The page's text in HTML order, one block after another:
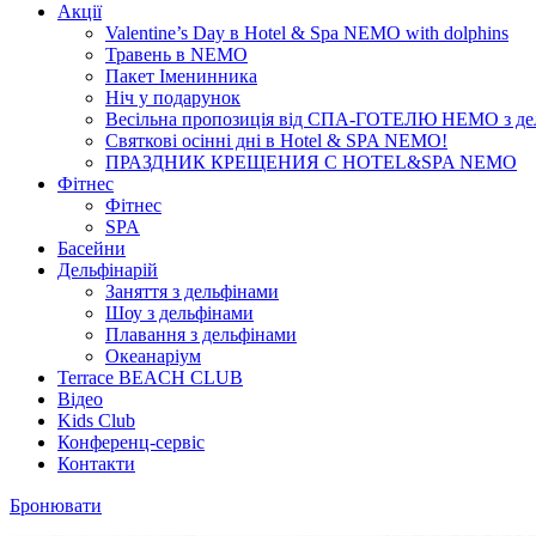
Акції
Valentine’s Day в Hotel & Spa NEMO with dolphins
Травень в NEMO
Пакет Іменинника
Ніч у подарунок
Весільна пропозиція від СПА-ГОТЕЛЮ НЕМО з
Святкові осінні дні в Hotel & SPA NEMO!
ПРАЗДНИК КРЕЩЕНИЯ С HOTEL&SPA NEMO
Фітнес
Фітнес
SPA
Басейни
Дельфінарій
Заняття з дельфінами
Шоу з дельфінами
Плавання з дельфінами
Океанаріум
Terrace BEACH CLUB
Відео
Kids Club
Конференц-сервіс
Контакти
Бронювати